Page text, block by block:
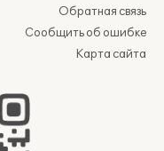
Обратная связь
Сообщить об ошибке
Карта сайта